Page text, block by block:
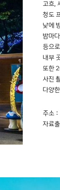
고흐,
청도
낮에
밤마
등으
내부
또한
사진
다양
주소 :
자료